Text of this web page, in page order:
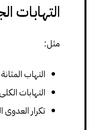
التهابات
مثل:
التهاب
التهابات
تكرار